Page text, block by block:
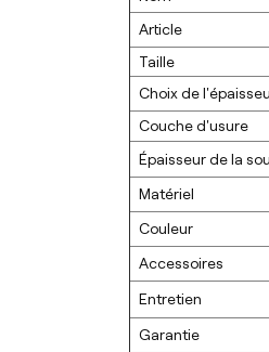
Article
Taille
Choix de
Couche d'usure
Épaisseur de la
Matériel
Couleur
Accessoires
Entretien
Garantie